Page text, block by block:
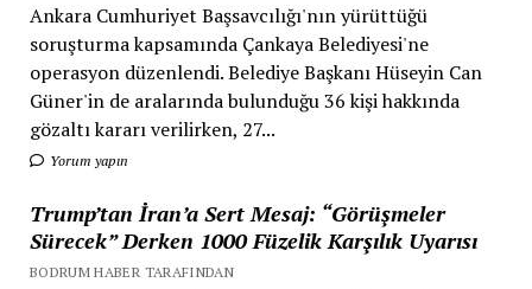
Ankara Cumhuriyet Başsavcılığı'nın yürüttüğü
soruşturma kapsamında Çankaya Belediyesi'ne
operasyon düzenlendi. Belediye Başkanı Hüseyin Can
Güner'in de aralarında bulunduğu 36 kişi hakkında
gözaltı kararı verilirken, 27...
Yorum yapın
Trump’tan İran’a Sert Mesaj: “Görüşmeler
Sürecek” Derken 1000 Füzelik Karşılık Uyarısı
BODRUM HABER TARAFINDAN